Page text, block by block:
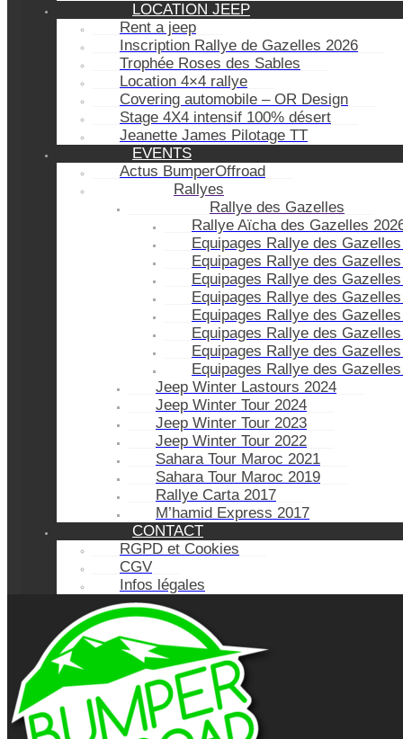
LOCATION JEEP
Rent a jeep
Inscription Rallye de Gazelles 2026
Trophée Roses des Sables
Location 4×4 rallye
Covering automobile – OR Design
Stage 4X4 intensif 100% désert
Jeanette James Pilotage TT
EVENTS
Actus BumperOffroad
Rallyes
Rallye des Gazelles
Rallye Aïcha des Gazelles
Equipages Rallye des
Equipages Rallye des
Equipages Rallye des
Equipages Rallye des
Equipages Rallye des
Equipages Rallye des
Equipages Rallye des
Equipages Rallye des
Jeep Winter Lastours 2024
Jeep Winter Tour 2024
Jeep Winter Tour 2023
Jeep Winter Tour 2022
Sahara Tour Maroc 2021
Sahara Tour Maroc 2019
Rallye Carta 2017
M’hamid Express 2017
CONTACT
RGPD et Cookies
CGV
Infos légales